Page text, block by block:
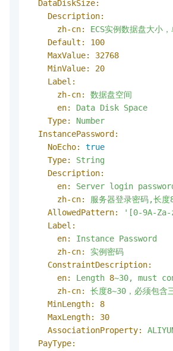
DataDiskSize:
Description:
zh-cn:
ECS实例数据盘大小
Default:
100
MaxValue:
32768
MinValue:
20
Label:
zh-cn:
数据盘空间
en:
Data Disk Space
Type:
Number
InstancePassword:
NoEcho:
true
Type:
String
Description:
en:
Server login
zh-cn:
服务器登录密码,长度
AllowedPattern:
'[0-9A-
Label:
en:
Instance Password
zh-cn:
实例密码
ConstraintDescription:
en:
Length 8~30, must
zh-cn:
长度8~30，必须包含
MinLength:
8
MaxLength:
30
AssociationProperty:
PayType: